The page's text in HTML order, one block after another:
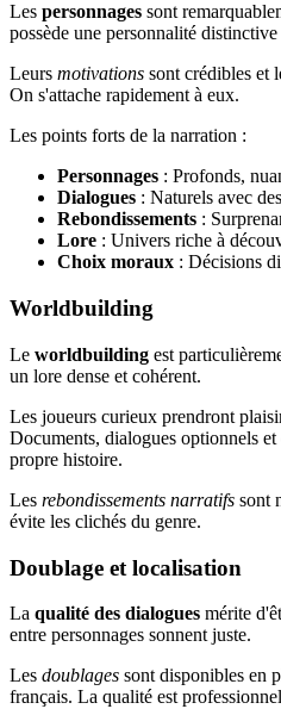
Les personnages sont
possède une personnalité distinctive
Leurs motivations sont crédibles et
On s'attache rapidement à eux.
Les points forts de la narration :
Personnages : Profonds,
Dialogues : Naturels avec
Rebondissements :
Lore : Univers riche à
Choix moraux : Décisions
Worldbuilding
Le worldbuilding est
un lore dense et cohérent.
Les joueurs curieux prendront
Documents, dialogues optionnels
propre histoire.
Les rebondissements narratifs sont
évite les clichés du genre.
Doublage et localisation
La qualité des dialogues mérite
entre personnages sonnent juste.
Les doublages sont disponibles en
français. La qualité est